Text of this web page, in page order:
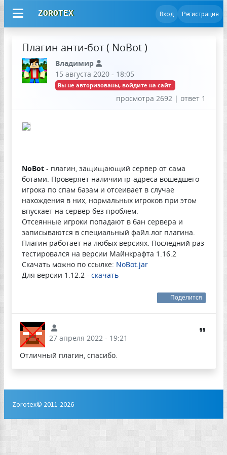
ZOROTEX Вход Регистрация
Плагин анти-бот ( NoBot )
Владимир
15 августа 2020 - 18:05
Вы не авторизованы, войдите на сайт.
просмотра 2692 | ответ 1
NoBot- плагин, защищающий сервер от сама
ботами. Проверяет наличии ip-адреса вошедшего
игрока по спам базам и отсеивает в случае
нахождения в них, нормальных игроков при этом
впускает на сервер без проблем.
Отсеянные игроки попадают в бан сервера и
записываются в специальный файл.лог плагина.
Плагин работает на любых версиях. Последний раз
тестировался на версии Майнкрафта 1.16.2
Скачать можно по ссылке: NoBot.jar
Для версии 1.12.2 - скачать
Поделится
27 апреля 2022 - 19:21
Отличный плагин, спасибо.
Zorotex© 2011-2026